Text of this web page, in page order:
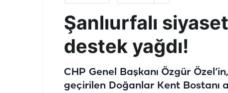
Şanlıurfalı
destek yağdı!
CHP Genel Başkanı Özgür
geçirilen Doğanlar Kent Bostanı